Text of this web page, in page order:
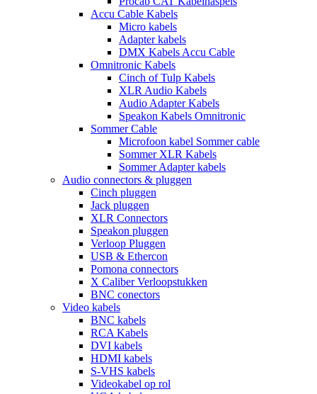
Accu Cable Kabels
Micro kabels
Adapter kabels
DMX Kabels Accu Cable
Omnitronic Kabels
Cinch of Tulp Kabels
XLR Audio Kabels
Audio Adapter Kabels
Speakon Kabels Omnitronic
Sommer Cable
Microfoon kabel Sommer cable
Sommer XLR Kabels
Sommer Adapter kabels
Audio connectors & pluggen
Cinch pluggen
Jack pluggen
XLR Connectors
Speakon pluggen
Verloop Pluggen
USB & Ethercon
Pomona connectors
X Caliber Verloopstukken
BNC conectors
Video kabels
BNC kabels
RCA Kabels
DVI kabels
HDMI kabels
S-VHS kabels
Videokabel op rol